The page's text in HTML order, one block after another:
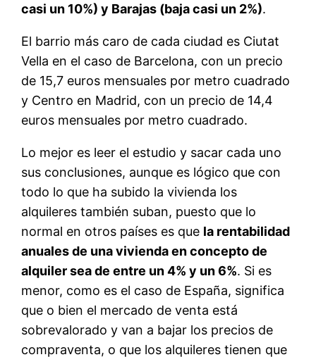
casi un 10%) y Barajas (baja casi un 2%).
El barrio más caro de cada ciudad es Ciutat
Vella en el caso de Barcelona, con un precio
de 15,7 euros mensuales por metro cuadrado
y Centro en Madrid, con un precio de 14,4
euros mensuales por metro cuadrado.
Lo mejor es leer el estudio y sacar cada uno
sus conclusiones, aunque es lógico que con
todo lo que ha subido la vivienda los
alquileres también suban, puesto que lo
normal en otros países es que la rentabilidad
anuales de una vivienda en concepto de
alquiler sea de entre un 4% y un 6%. Si es
menor, como es el caso de España, significa
que o bien el mercado de venta está
sobrevalorado y van a bajar los precios de
compraventa, o que los alquileres tienen que